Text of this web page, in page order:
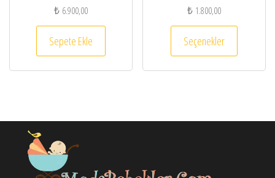
₺6.900,00
Sepete Ekle
₺ 1.800,00
Seçenekler
Bu